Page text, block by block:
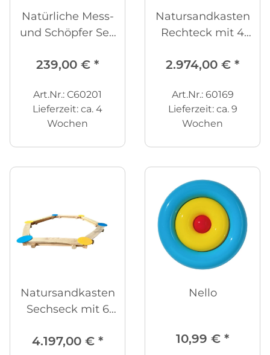
Natürliche Mess-
und Schöpfer Set,
239,00 € *
Art.Nr.: C60201
Lieferzeit: ca. 4
Wochen
Natursandkasten
Rechteck mit 4
2.974,00 € *
Art.Nr.: 60169
Lieferzeit: ca. 9
Wochen
Natursandkasten
Sechseck mit 6
4.197,00 € *
Nello
10,99 € *